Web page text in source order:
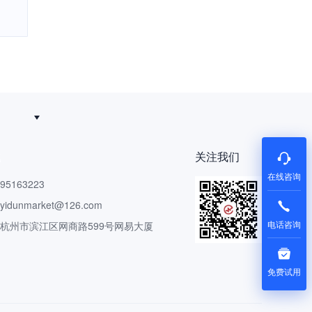
州市滨江区网商路599号网易大厦
关注我们
在线咨询
电话咨询
免费试用